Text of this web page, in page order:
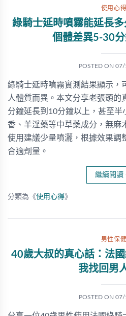
使用心得
綠騎士延時噴霧能延長多
個體差異5-30
POSTED ON 07/
綠騎士延時噴霧實測結果顯示，
人體質而異。本文分享老張頭的
分鐘延長到10分鐘以上，甚至半
香、羊淫藥等中草藥成分，無麻
使用建議少量噴灑，根據效果調
合適劑量。
繼續閱讀
分類為《使用心得》
男性保健
40歲大叔的真心話：法
我找回男
POSTED ON 07/